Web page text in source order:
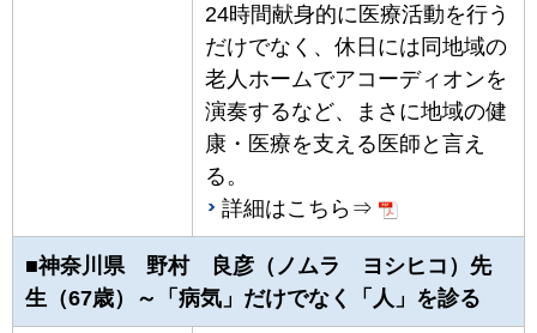
24時間献身的に医療活動を行う
だけでなく、休日には同地域の
老人ホームでアコーディオンを
演奏するなど、まさに地域の健
康・医療を支える医師と言え
る。
詳細はこちら⇒
■神奈川県 野村 良彦（ノムラ ヨシヒコ）先
生（67歳）～「病気」だけでなく「人」を診る